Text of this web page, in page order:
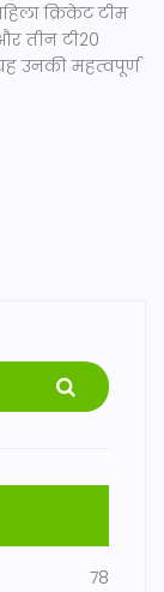
क्रिकेट टीम
तीन टी20
उनकी महत्वपूर्ण
78